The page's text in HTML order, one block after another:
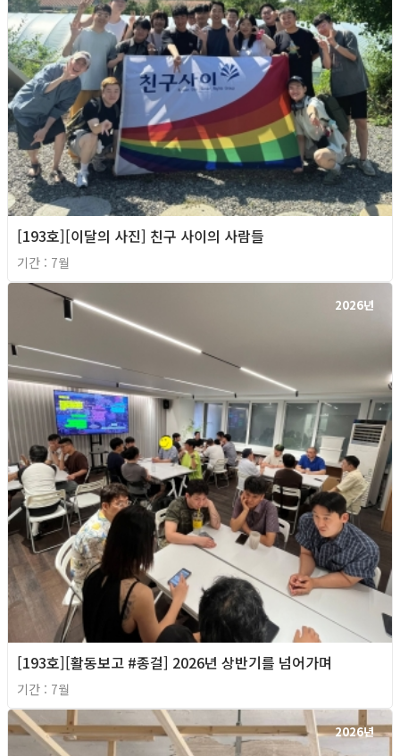
[193호][이달의 사진] 친구 사이의 사람들
기간 : 7월
2026년
[193호][활동보고 #종걸] 2026년 상반기를 넘어가며
기간 : 7월
2026년